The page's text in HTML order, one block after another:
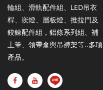
輪組、滑軌配件組、LED吊衣
桿、崁燈、層板燈、推拉門及
鉸鍊配件組，鋁條系列組、補
土筆、領帶盒與吊褲架等..多項
產品。